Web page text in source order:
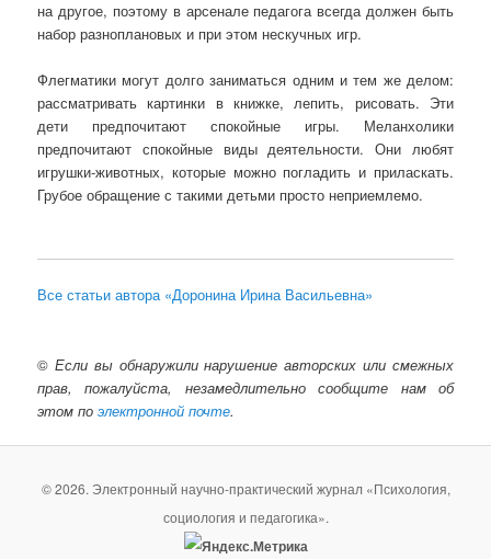
на другое, поэтому в арсенале педагога всегда должен быть
набор разноплановых и при этом нескучных игр.
Флегматики могут долго заниматься одним и тем же делом:
рассматривать картинки в книжке, лепить, рисовать. Эти
дети предпочитают спокойные игры. Меланхолики
предпочитают спокойные виды деятельности. Они любят
игрушки-животных, которые можно погладить и приласкать.
Грубое обращение с такими детьми просто неприемлемо.
Все статьи автора «Доронина Ирина Васильевна»
© Если вы обнаружили нарушение авторских или смежных
прав, пожалуйста, незамедлительно сообщите нам об
этом поэлектронной почте.
© 2026. Электронный научно-практический журнал «Психология,
социология и педагогика».